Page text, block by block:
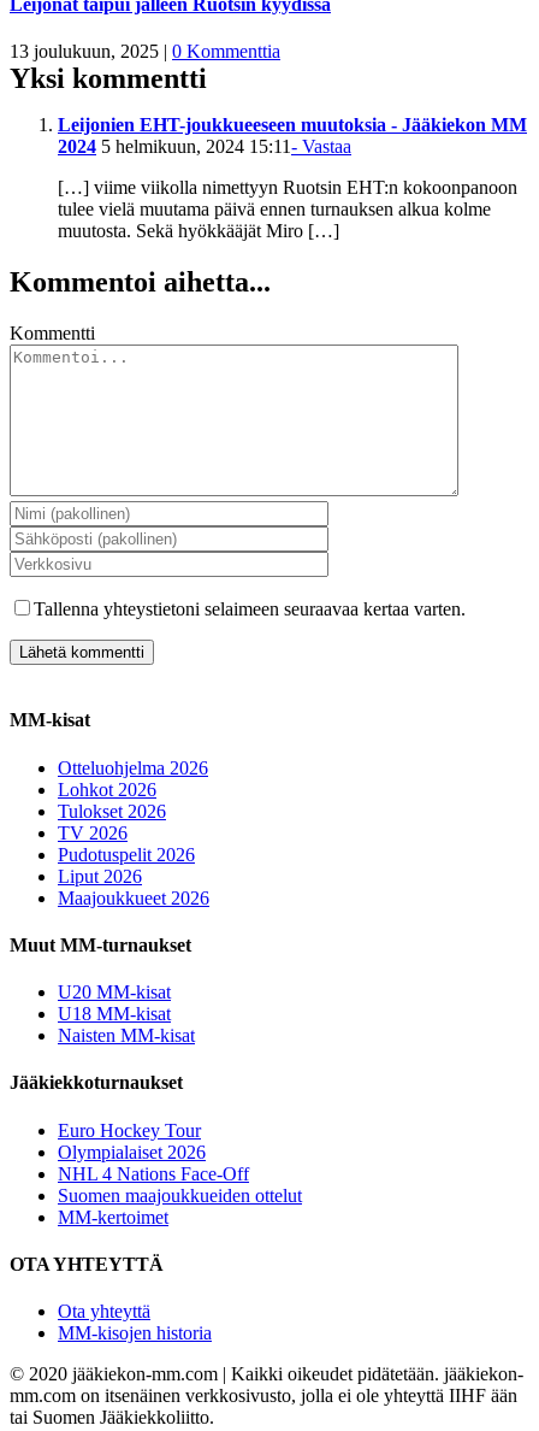
Leijonat taipui jälleen Ruotsin kyydissä
13 joulukuun, 2025 | 0 Kommenttia
Yksi kommentti
Leijonien EHT-joukkueeseen muutoksia - Jääkiekon MM
2024 5 helmikuun, 2024 15:11- Vastaa
[…] viime viikolla nimettyyn Ruotsin EHT:n kokoonpanoon
tulee vielä muutama päivä ennen turnauksen alkua kolme
muutosta. Sekä hyökkääjät Miro […]
Kommentoi aihetta...
Kommentti
Tallenna yhteystietoni selaimeen seuraavaa kertaa varten.
MM-kisat
Otteluohjelma 2026
Lohkot 2026
Tulokset 2026
TV 2026
Pudotuspelit 2026
Liput 2026
Maajoukkueet 2026
Muut MM-turnaukset
U20 MM-kisat
U18 MM-kisat
Naisten MM-kisat
Jääkiekkoturnaukset
Euro Hockey Tour
Olympialaiset 2026
NHL 4 Nations Face-Off
Suomen maajoukkueiden ottelut
MM-kertoimet
OTA YHTEYTTÄ
Ota yhteyttä
MM-kisojen historia
© 2020 jääkiekon-mm.com | Kaikki oikeudet pidätetään. jääkiekon-
mm.com on itsenäinen verkkosivusto, jolla ei ole yhteyttä IIHF ään
tai Suomen Jääkiekkoliitto.